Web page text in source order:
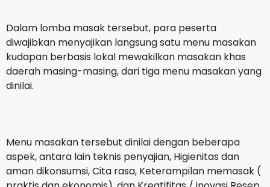
Dalam lomba masak tersebut, para peserta
diwajibkan menyajikan langsung satu menu masakan
kudapan berbasis lokal mewakilkan masakan khas
daerah masing-masing, dari tiga menu masakan yang
dinilai.
Menu masakan tersebut dinilai dengan beberapa
aspek, antara lain teknis penyajian, Higienitas dan
aman dikonsumsi, Cita rasa, Keterampilan memasak (